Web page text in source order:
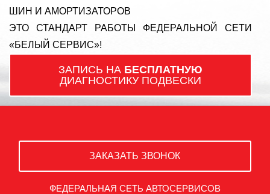
ШИН И АМОРТИЗАТОРОВ
ЭТО СТАНДАРТ РАБОТЫ ФЕДЕРАЛЬНОЙ СЕТИ
«БЕЛЫЙ СЕРВИС»!
ЗАПИСЬ НА БЕСПЛАТНУЮ
ДИАГНОСТИКУ ПОДВЕСКИ
ЗАКАЗАТЬ ЗВОНОК
ФЕДЕРАЛЬНАЯ СЕТЬ АВТОСЕРВИСОВ